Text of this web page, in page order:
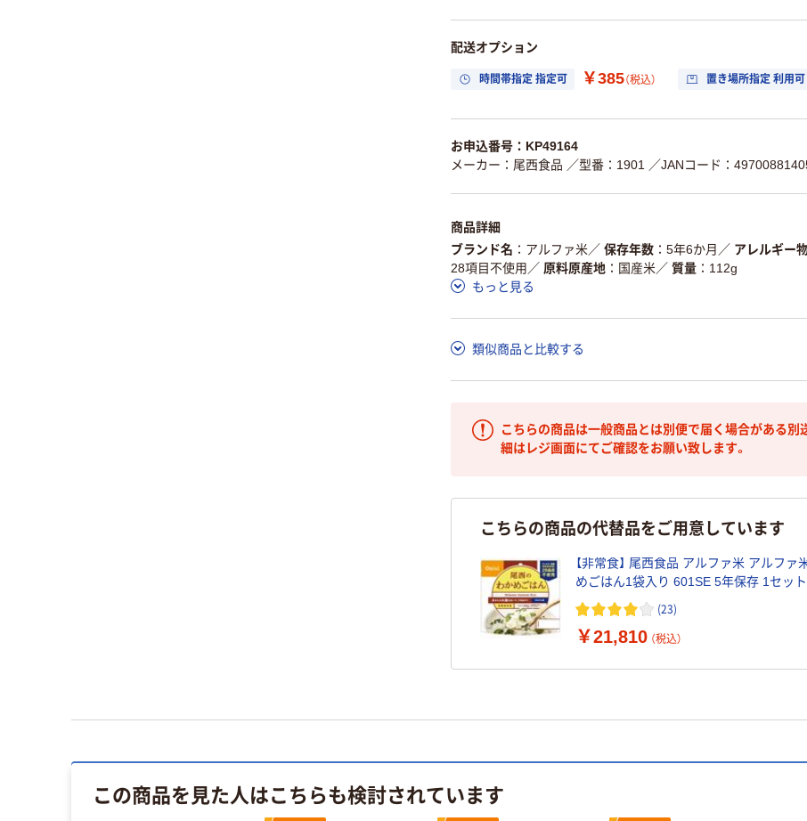
配送オプション
時間帯指定 指定可 ￥385（税込） 置き場所指定 利用可
お申込番号：KP49164
メーカー：尾西食品 ／型番：1901 ／JANコード：
商品詳細
ブランド名 アルファ米／ 保存年数 5年6か月 ／ アレルギー
28項目不使用 ／ 原料原産地 国産米／ 質量
112g
もっと見る
類似商品と比較する
こちらの商品は一般商品とは別便で届く場合がある別
細はレジ画面にてご確認をお願い致します。
こちらの商品の代替品をご用意しています
【非常食】 尾西食品 アルファ米 アルファ
めごはん1袋入り 601SE 5年保存 1セット
×50）
(23)
￥21,810 （税込）
この商品を見た人はこちらも検討されています